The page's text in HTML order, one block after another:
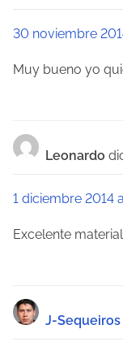
a
d
s
30 noviembre
Muy bueno yo
Leonardo
1 diciembre 2014
Excelente
J-Sequeiros